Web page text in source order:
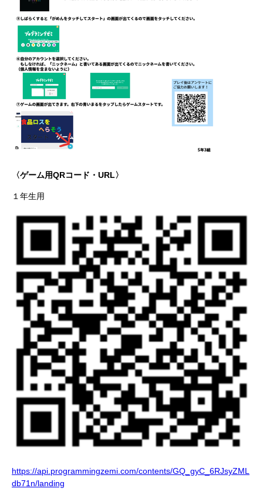
〈ゲーム用QRコード・URL〉
１年生用
https://api.programmingzemi.com/contents/GQ_gyC_6RJsyZML
db71n/landing